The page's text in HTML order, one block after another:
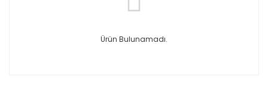
Ürün Bulunamadı.